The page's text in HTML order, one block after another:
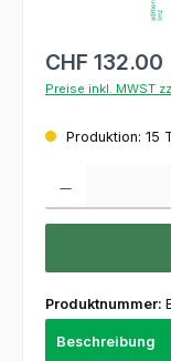
CHF 132.00
Preise inkl. MWST
Produktion: 15
Produktnummer:
Beschreibung